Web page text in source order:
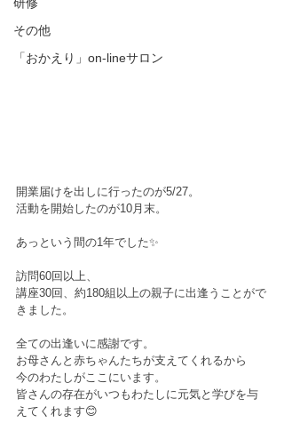
その他
「おかえり」on-lineサロン
開業届けを出しに行ったのが5/27。﻿
活動を開始したのが10月末。﻿
あっという間の1年でした✨﻿
訪問60回以上、﻿
講座30回、約180組以上の親子に出逢うことがで
きました。﻿
全ての出逢いに感謝です。﻿
お母さんと赤ちゃんたちが支えてくれるから﻿
今のわたしがここにいます。﻿
皆さんの存在がいつもわたしに元気と学びを与
えてくれます😊﻿